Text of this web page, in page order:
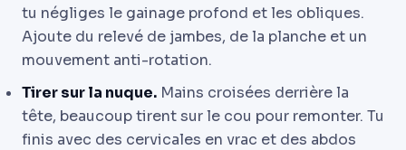
tu négliges le gainage profond et les obliques.
Ajoute du relevé de jambes, de la planche et un
mouvement anti-rotation.
Tirer sur la nuque. Mains croisées derrière la
tête, beaucoup tirent sur le cou pour remonter. Tu
finis avec des cervicales en vrac et des abdos